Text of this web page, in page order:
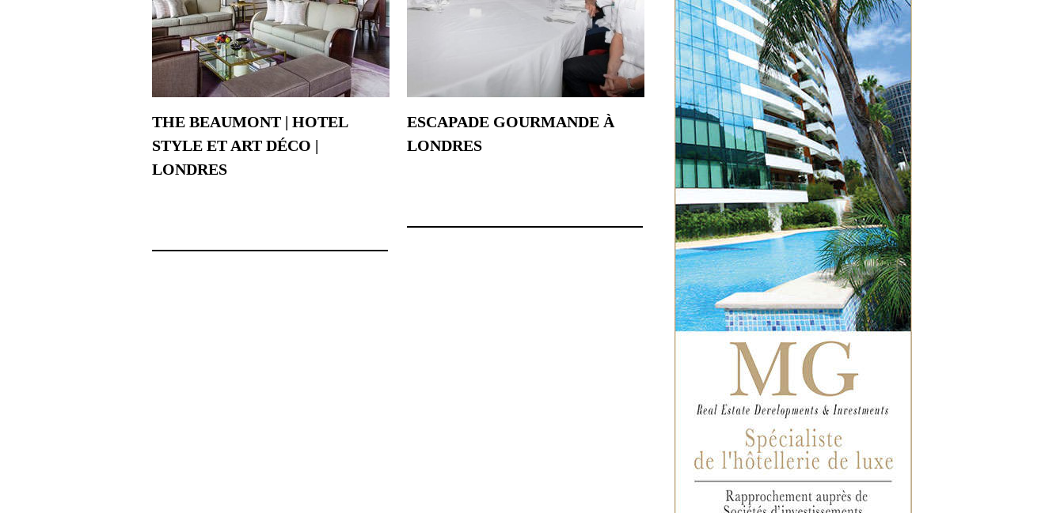
THE BEAUMONT | HOTEL
STYLE ET ART DÉCO |
LONDRES
ESCAPADE GOURMANDE À
LONDRES